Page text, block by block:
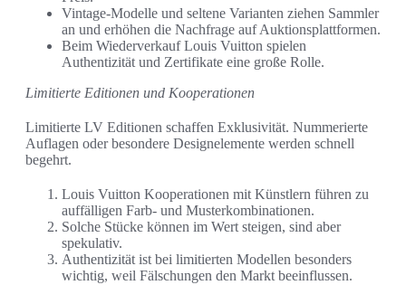
Vintage-Modelle und seltene Varianten ziehen Sammler
an und erhöhen die Nachfrage auf Auktionsplattformen.
Beim Wiederverkauf Louis Vuitton spielen
Authentizität und Zertifikate eine große Rolle.
Limitierte Editionen und Kooperationen
Limitierte LV Editionen schaffen Exklusivität. Nummerierte
Auflagen oder besondere Designelemente werden schnell
begehrt.
Louis Vuitton Kooperationen mit Künstlern führen zu
auffälligen Farb- und Musterkombinationen.
Solche Stücke können im Wert steigen, sind aber
spekulativ.
Authentizität ist bei limitierten Modellen besonders
wichtig, weil Fälschungen den Markt beeinflussen.